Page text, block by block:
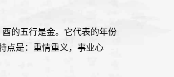
的五行是金。它代表的年份
点是：重情重义，事业心